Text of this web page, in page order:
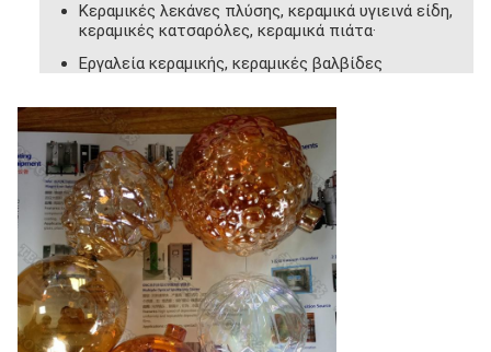
Κεραμικές λεκάνες πλύσης, κεραμικά υγιεινά είδη,
κεραμικές κατσαρόλες, κεραμικά πιάτα·
Εργαλεία κεραμικής, κεραμικές βαλβίδες